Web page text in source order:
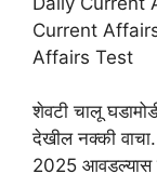
Current
Affairs Test
शेवटी चालू
देखील नक्की
2025 आवडल्यास